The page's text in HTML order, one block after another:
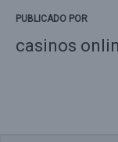
PUBLICADO POR
casinos